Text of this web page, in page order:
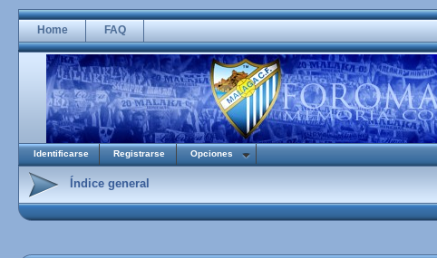
Home FAQ
Identificarse Registrarse Opciones
Índice general